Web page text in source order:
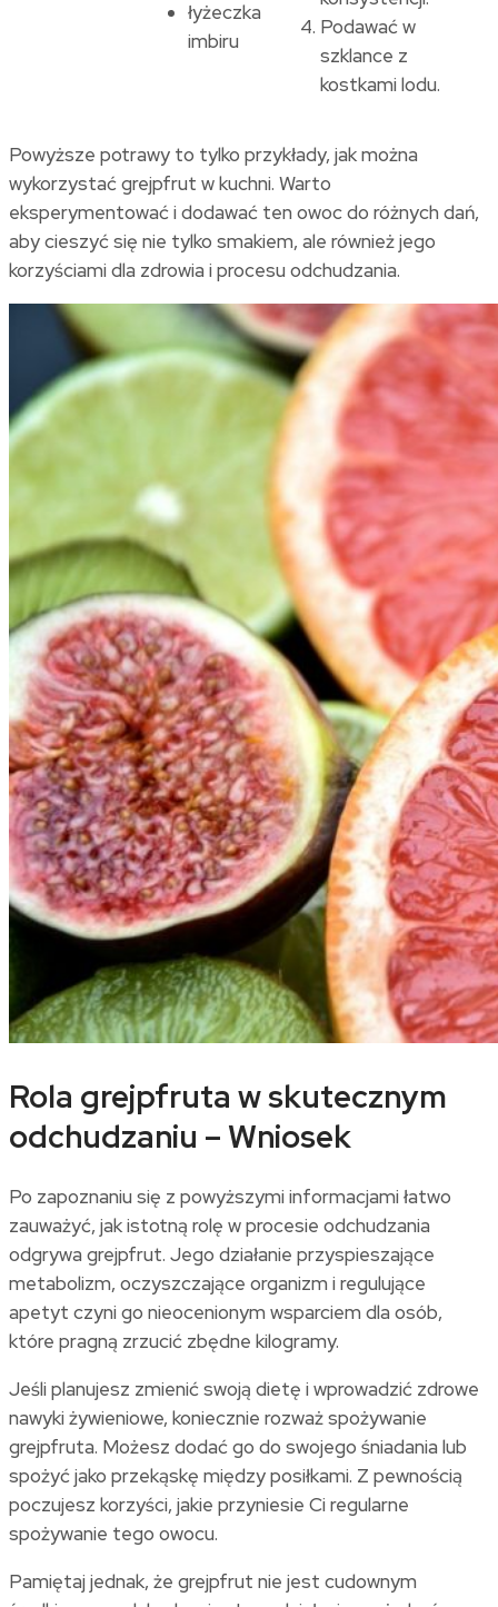
łyżeczka
imbiru
Podawać w
szklance z
kostkami lodu.
Powyższe potrawy to tylko przykłady, jak można
wykorzystać grejpfrut w kuchni. Warto
eksperymentować i dodawać ten owoc do różnych dań,
aby cieszyć się nie tylko smakiem, ale również jego
korzyściami dla zdrowia i procesu odchudzania.
Rola grejpfruta w skutecznym
odchudzaniu – Wniosek
Po zapoznaniu się z powyższymi informacjami łatwo
zauważyć, jak istotną rolę w procesie odchudzania
odgrywa grejpfrut. Jego działanie przyspieszające
metabolizm, oczyszczające organizm i regulujące
apetyt czyni go nieocenionym wsparciem dla osób,
które pragną zrzucić zbędne kilogramy.
Jeśli planujesz zmienić swoją dietę i wprowadzić zdrowe
nawyki żywieniowe, koniecznie rozważ spożywanie
grejpfruta. Możesz dodać go do swojego śniadania lub
spożyć jako przekąskę między posiłkami. Z pewnością
poczujesz korzyści, jakie przyniesie Ci regularne
spożywanie tego owocu.
Pamiętaj jednak, że grejpfrut nie jest cudownym